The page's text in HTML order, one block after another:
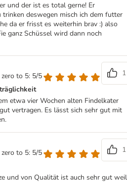
und der ist es total gerne! Er
deswegen misch ich dem futter
da er frisst es weiterhin brav :) also
ganz Schüssel wird dann noch
to 5: 5/5
1
etwa vier Wochen alten Findelkater
vertragen. Es lässt sich sehr gut mit
to 5: 5/5
1
und von Qualität ist auch sehr gut weil